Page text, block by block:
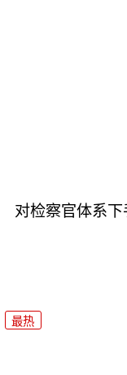
对检察官体系
最热